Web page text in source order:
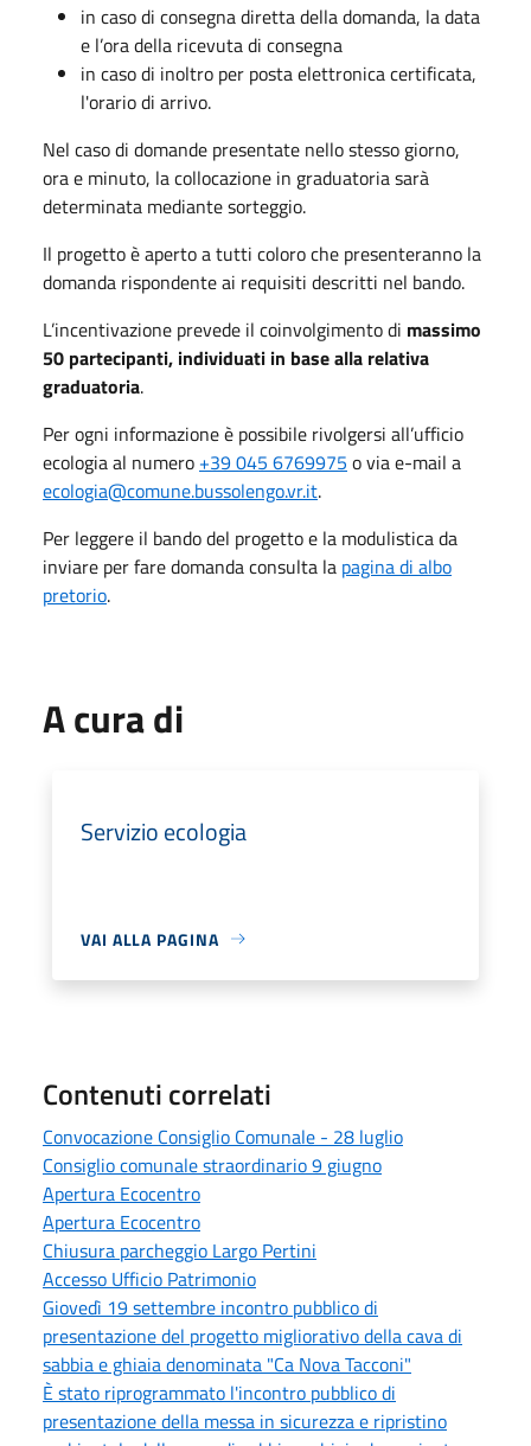
in caso di consegna diretta della domanda, la data
e l’ora della ricevuta di consegna
in caso di inoltro per posta elettronica certificata,
l'orario di arrivo.
Nel caso di domande presentate nello stesso giorno,
ora e minuto, la collocazione in graduatoria sarà
determinata mediante sorteggio.
Il progetto è aperto a tutti coloro che presenteranno la
domanda rispondente ai requisiti descritti nel bando.
L’incentivazione prevede il coinvolgimento di massimo
50 partecipanti, individuati in base alla relativa
graduatoria.
Per ogni informazione è possibile rivolgersi all’ufficio
ecologia al numero +39 045 6769975 o via e-mail a
ecologia@comune.bussolengo.vr.it.
Per leggere il bando del progetto e la modulistica da
inviare per fare domanda consulta la pagina di albo
pretorio.
A cura di
Servizio ecologia
VAI ALLA PAGINA
Contenuti correlati
Convocazione Consiglio Comunale - 28 luglio
Consiglio comunale straordinario 9 giugno
Apertura Ecocentro
Apertura Ecocentro
Chiusura parcheggio Largo Pertini
Accesso Ufficio Patrimonio
Giovedì 19 settembre incontro pubblico di
presentazione del progetto migliorativo della cava di
sabbia e ghiaia denominata "Ca Nova Tacconi"
È stato riprogrammato l'incontro pubblico di
presentazione della messa in sicurezza e ripristino